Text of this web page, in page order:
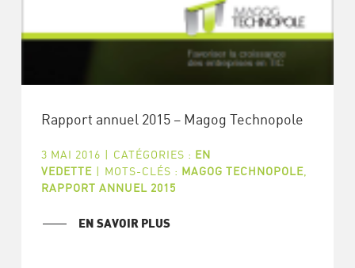
Rapport annuel 2015 – Magog Technopole
3 MAI 2016 | CATÉGORIES : EN
VEDETTE | MOTS-CLÉS : MAGOG TECHNOPOLE,
RAPPORT ANNUEL 2015
EN SAVOIR PLUS